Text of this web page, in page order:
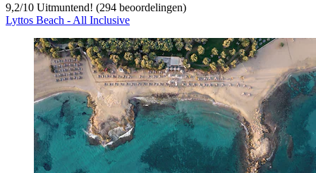
9,2/10 Uitmuntend! (294 beoordelingen)
Lyttos Beach - All Inclusive